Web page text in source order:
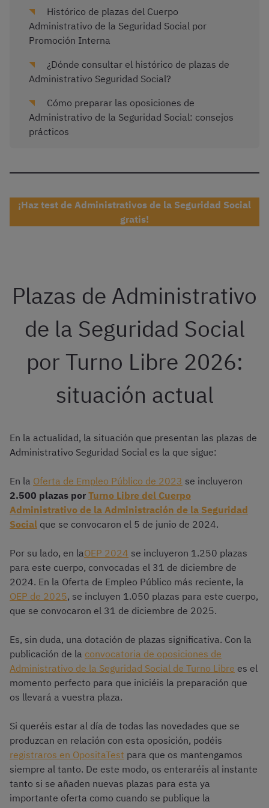
Histórico de plazas del Cuerpo
Administrativo de la Seguridad Social por
Promoción Interna
¿Dónde consultar el histórico de plazas de
Administrativo Seguridad Social?
Cómo preparar las oposiciones de
Administrativo de la Seguridad Social: consejos
prácticos
¡Haz test de Administrativos de la Seguridad Social
gratis!
Plazas de Administrativo
de la Seguridad Social
por Turno Libre 2026:
situación actual
En la actualidad, la situación que presentan las plazas de
Administrativo Seguridad Social es la que sigue:
En la Oferta de Empleo Público de 2023 se incluyeron
2.500 plazas por Turno Libre del Cuerpo
Administrativo de la Administración de la Seguridad
Social que se convocaron el 5 de junio de 2024.
Por su lado, en laOEP 2024 se incluyeron 1.250 plazas
para este cuerpo, convocadas el 31 de diciembre de
2024. En la Oferta de Empleo Público más reciente, la
OEP de 2025, se incluyen 1.050 plazas para este cuerpo,
que se convocaron el 31 de diciembre de 2025.
Es, sin duda, una dotación de plazas significativa. Con la
publicación de la convocatoria de oposiciones de
Administrativo de la Seguridad Social de Turno Libre es el
momento perfecto para que iniciéis la preparación que
os llevará a vuestra plaza.
Si queréis estar al día de todas las novedades que se
produzcan en relación con esta oposición, podéis
registraros en OpositaTest para que os mantengamos
siempre al tanto. De este modo, os enteraréis al instante
tanto si se añaden nuevas plazas para esta ya
importante oferta como cuando se publique la